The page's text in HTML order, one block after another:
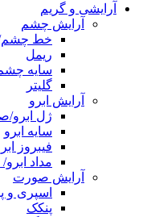
آرایشی و گریم
آرایش چشم
خط چشم/
ریمل
سایه
گلیتر
آرایش ابرو
ژل ابرو/
سایه ابرو
فیبروز
مداد
آرایش صورت
اسپری و
پنکک